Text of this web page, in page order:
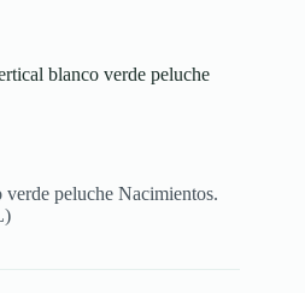
blanco verde peluche
peluche Nacimientos.